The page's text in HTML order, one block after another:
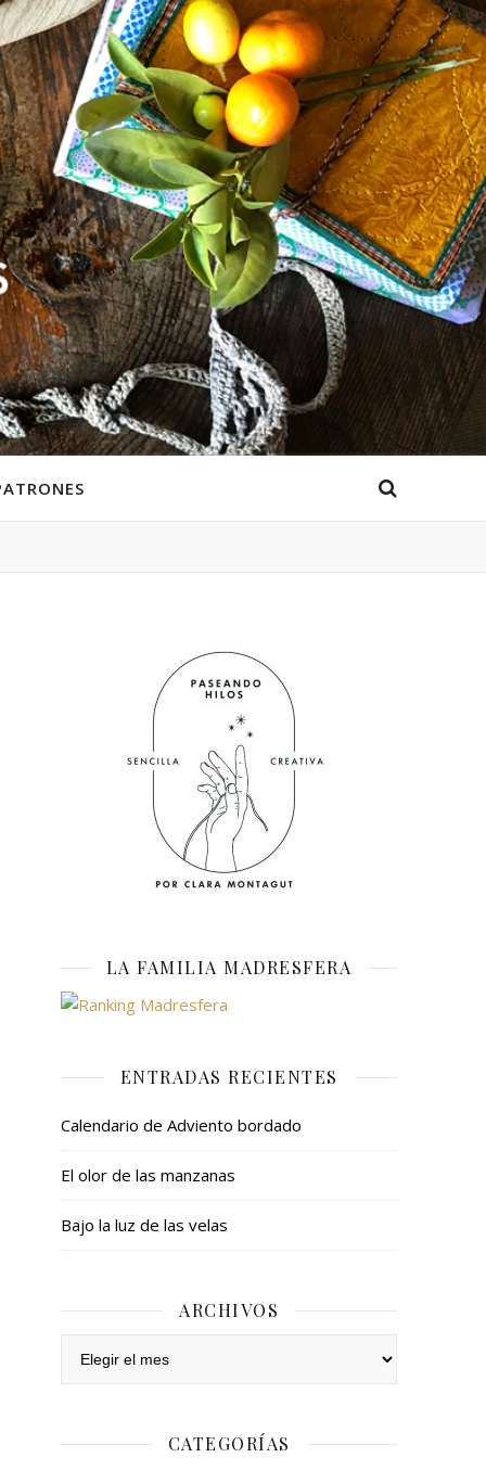
LA FAMILIA MADRESFERA
ENTRADAS RECIENTES
Calendario de Adviento bordado
El olor de las manzanas
Bajo la luz de las velas
ARCHIVOS
CATEGORÍAS